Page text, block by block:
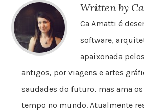
Written by
Ca Amatti é
software,
apaixonada
antigos, por viagens e artes
saudades do futuro, mas ama
tempo no mundo. Atualmente